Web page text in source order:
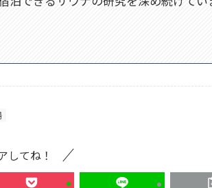
してね！